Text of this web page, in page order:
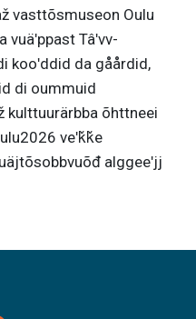
vasttõsmuseon Oulu
Tâʹvv-
kooʹddid da gåårdid,
di oummuid
kulttuurärbba õhttneei
veʹǩǩe
alggeeʹjj